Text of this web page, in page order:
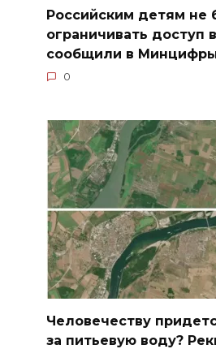
Российским детям не
ограничивать доступ
сообщили в
0
Человечеству
за питьевую воду?